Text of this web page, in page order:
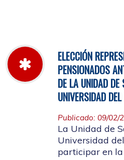
ELECCIÓN
PENSIONADOS
DE LA UNIDAD
UNIVERSIDAD
Publicado: 09/02/
La Unidad de Salud de la
Universidad
participar en